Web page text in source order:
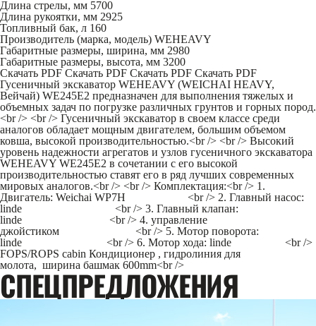
Длина стрелы, мм 5700
Длина рукоятки, мм 2925
Топливный бак, л 160
Производитель (марка, модель) WEHEAVY
Габаритные размеры, ширина, мм 2980
Габаритные размеры, высота, мм 3200
Скачать PDF Скачать PDF Скачать PDF Скачать PDF
Гусеничный экскаватор WEHEAVY (WEICHAI HEAVY,
Вейчай) WE245E2 предназначен для выполнения тяжелых и
объемных задач по погрузке различных грунтов и горных пород.
<br /> <br /> Гусеничный экскаватор в своем классе среди
аналогов обладает мощным двигателем, большим объемом
ковша, высокой производительностью.<br /> <br /> Высокий
уровень надежности агрегатов и узлов гусеничного экскаватора
WEHEAVY WE245E2 в сочетании с его высокой
производительностью ставят его в ряд лучших современных
мировых аналогов.<br /> <br /> Комплектация:<br /> 1.
Двигатель: Weichai WP7H <br /> 2. Главный насос:
linde <br /> 3. Главный клапан:
linde <br /> 4. управление
джойстиком <br /> 5. Мотор поворота:
linde <br /> 6. Мотор хода: linde <br />
FOPS/ROPS cabin Кондиционер , гидролиния для
молота, ширина башмак 600mm<br />
CПЕЦПРЕДЛОЖЕНИЯ